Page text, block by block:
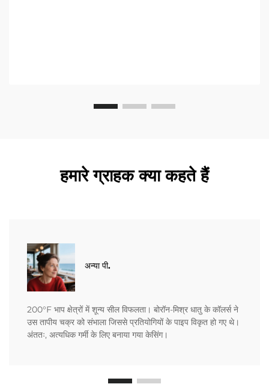
हमारे ग्राहक क्या कहते हैं
अन्या पी.
200°F भाप क्षेत्रों में शून्य सील विफलता। बोरॉन-मिश्र धातु के कॉलर्स ने
उस तापीय चक्र को संभाला जिससे प्रतियोगियों के पाइप विकृत हो गए थे।
अंततः, अत्यधिक गर्मी के लिए बनाया गया केसिंग।